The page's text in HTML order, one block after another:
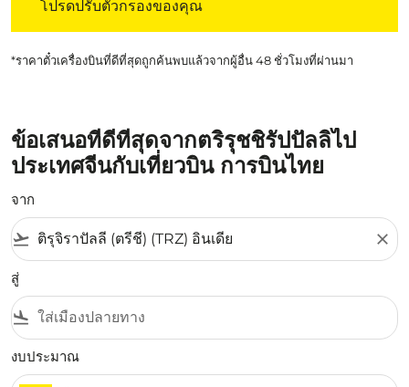
โปรดปรับตัวกรองของคุณ
*ราคาตั๋วเครื่องบินที่ดีที่สุดถูกค้นพบแล้วจากผู้อื่น 48 ชั่วโมงที่ผ่านมา
ข้อเสนอที่ดีที่สุดจากตริรุชชิรัปปัลลิไป
ประเทศจีนกับเที่ยวบิน การบินไทย
จาก
flight_takeoff close
สู่
flight_land
งบประมาณ